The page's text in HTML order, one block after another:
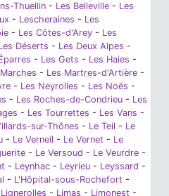
Thuellin - Les Belleville - Les
- Lescheraines - Les
- Les Côtes-d'Arey - Les
Déserts - Les Deux Alpes -
- Les Gets - Les Haies -
- Les Martres-d'Artière -
- Les Neyrolles - Les Noës -
- Les Roches-de-Condrieu - Les
- Les Tourrettes - Les Vans -
sur-Thônes - Le Teil - Le
- Le Verneil - Le Vernet - Le
- Le Versoud - Le Veurdre -
- Leynhac - Leyrieu - Leyssard -
- L'Hôpital-sous-Rochefort -
Lignerolles - Limas - Limonest -